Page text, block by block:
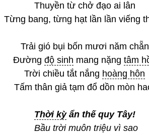
Thuyền từ chở đạo ai lân
Từng bang, từng hạt lần lần viếng
Trải gió bụi bốn mươi năm chẵn
Đường độ sinh mang nặng tâm
Trời chiều tắt nắng hoàng hôn
Tấm thân giả tạm đổ dồn mòn
Thời kỳẩn thế quy Tây!
Bầu trời muôn triệu vì sao